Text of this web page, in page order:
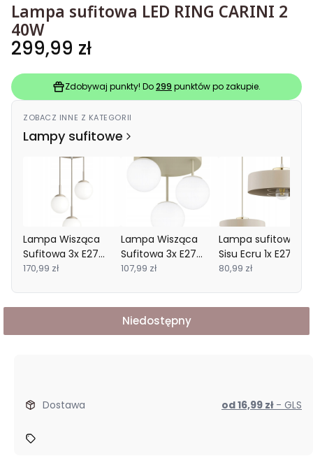
Lampa sufitowa LED RING CARINI 2
40W
Cena
299,99 zł
Zdobywaj punkty! Do299 punktów po zakupie.
ZOBACZ INNE Z KATEGORII
Lampy sufitowe
Lampa Wisząca
Sufitowa 3x E27
Ecru Beż Kaszmir
170,99 zł
Lampa Wisząca
Sufitowa 3x E27
Ecru Beż Kaszmir
107,99 zł
Lampa sufitowa
Sisu Ecru 1x E27
SuperLED
80,99 zł
Niedostępny
Dostawa od 16,99 zł - GLS